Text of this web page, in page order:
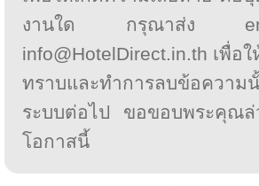
งานใด กรุณาส่ง
info@HotelDirect.in.th เพื่อ
ทราบและทำการลบข้อคว
ระบบต่อไป ขอขอบพระคุ
โอกาสนี้